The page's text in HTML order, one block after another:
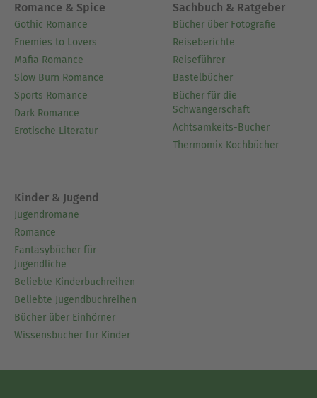
Romance & Spice
Gothic Romance
Enemies to Lovers
Mafia Romance
Slow Burn Romance
Sports Romance
Dark Romance
Erotische Literatur
Sachbuch & Ratgeber
Bücher über Fotografie
Reiseberichte
Reiseführer
Bastelbücher
Bücher für die
Schwangerschaft
Achtsamkeits-Bücher
Thermomix Kochbücher
Kinder & Jugend
Jugendromane
Romance
Fantasybücher für
Jugendliche
Beliebte Kinderbuchreihen
Beliebte Jugendbuchreihen
Bücher über Einhörner
Wissensbücher für Kinder